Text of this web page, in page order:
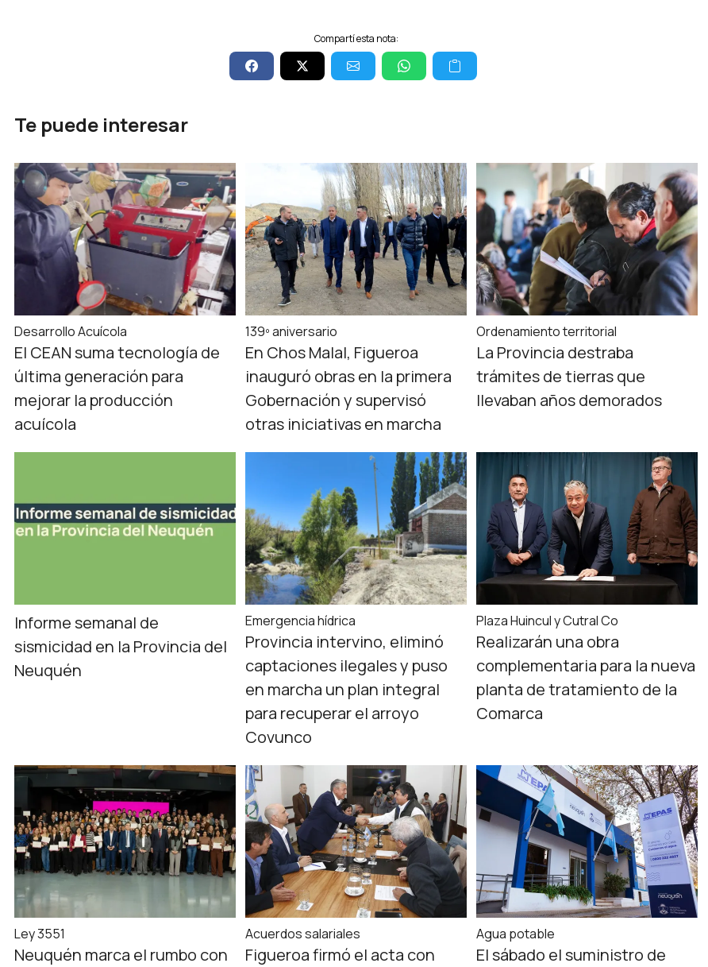
Compartí esta nota:
Te puede interesar
Desarrollo Acuícola
El CEAN suma tecnología de
última generación para
mejorar la producción
acuícola
139º aniversario
En Chos Malal, Figueroa
inauguró obras en la primera
Gobernación y supervisó
otras iniciativas en marcha
Ordenamiento territorial
La Provincia destraba
trámites de tierras que
llevaban años demorados
Informe semanal de
sismicidad en la Provincia del
Neuquén
Emergencia hídrica
Provincia intervino, eliminó
captaciones ilegales y puso
en marcha un plan integral
para recuperar el arroyo
Covunco
Plaza Huincul y Cutral Co
Realizarán una obra
complementaria para la nueva
planta de tratamiento de la
Comarca
Ley 3551
Neuquén marca el rumbo con
Acuerdos salariales
Figueroa firmó el acta con
Agua potable
El sábado el suministro de